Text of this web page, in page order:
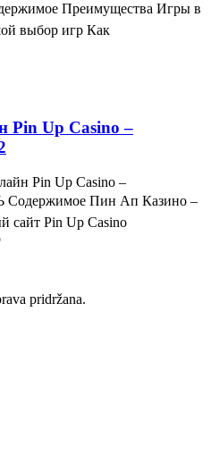
Преимущества Игры в
выбор игр Как
Pin Up Casino –
Pin Up Casino –
Содержимое Пин Ап Казино –
сайт Pin Up Casino
pridržana.